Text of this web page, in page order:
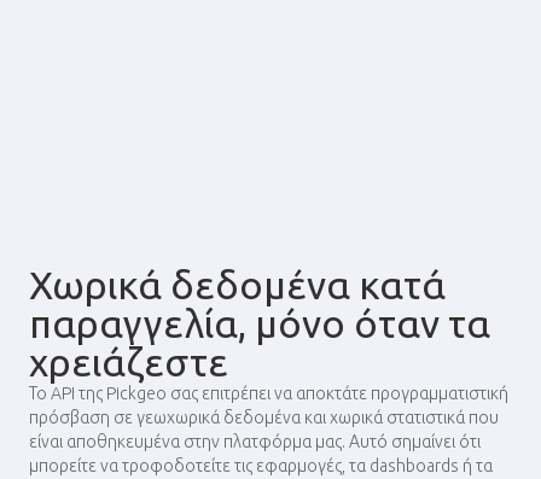
Χωρικά δεδομένα κατά
παραγγελία, μόνο όταν τα
χρειάζεστε
Το API της Pickgeo σας επιτρέπει να αποκτάτε προγραμματιστική
πρόσβαση σε γεωχωρικά δεδομένα και χωρικά στατιστικά που
είναι αποθηκευμένα στην πλατφόρμα μας. Αυτό σημαίνει ότι
μπορείτε να τροφοδοτείτε τις εφαρμογές, τα dashboards ή τα